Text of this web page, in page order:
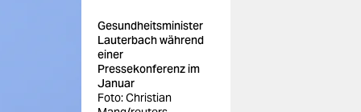
Gesundheitsminister
Lauterbach während
einer
Pressekonferenz im
Januar
Foto: Christian